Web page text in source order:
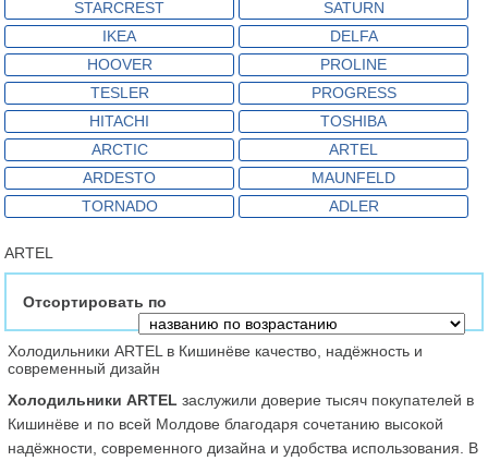
STARCREST
SATURN
IKEA
DELFA
HOOVER
PROLINE
TESLER
PROGRESS
HITACHI
TOSHIBA
ARCTIC
ARTEL
ARDESTO
MAUNFELD
TORNADO
ADLER
ARTEL
Отсортировать по
Холодильники ARTEL в Кишинёве качество, надёжность и
современный дизайн
Холодильники ARTEL заслужили доверие тысяч покупателей в
Кишинёве и по всей Молдове благодаря сочетанию высокой
надёжности, современного дизайна и удобства использования. В